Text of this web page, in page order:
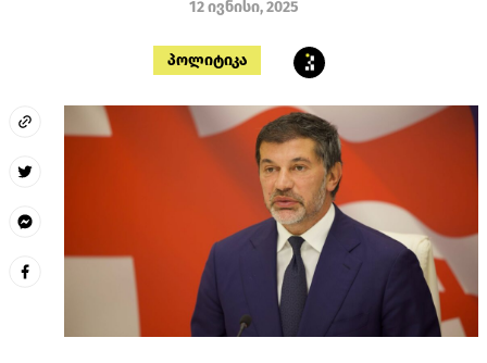
12 ივნისი, 2025
პოლიტიკა